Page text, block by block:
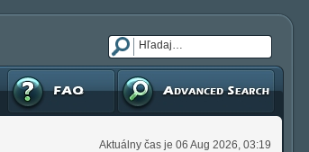
Pokročilé hľadanie
FAQ
Aktuálny čas je 06 Aug 2026, 03:19